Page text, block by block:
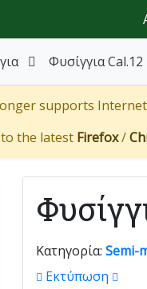
Φυσίγγια Cal.12
supports
the latest Firefox/
Κατηγορία: Semi-
Εκτύπωση